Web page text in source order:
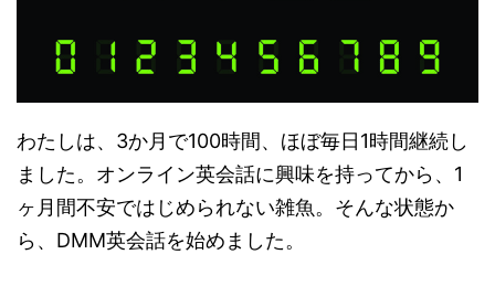
わたしは、3か月で100時間、ほぼ毎日1時間継続し
ました。オンライン英会話に興味を持ってから、1
ヶ月間不安ではじめられない雑魚。そんな状態か
ら、DMM英会話を始めました。